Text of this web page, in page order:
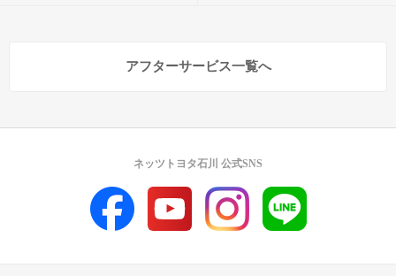
アフターサービス一覧へ
ネッツトヨタ石川 公式SNS